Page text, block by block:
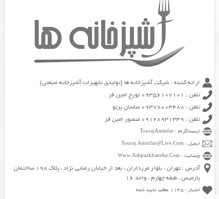
ارائه کننده : شرکت آشپزخانه ها (تولیدی تجهیزات آشپزخانه صنعتی)
تلفن : 09356107101 تورج امین فر
تلفن : 09378003488 ساسان پرتو
تلفن : 09128931339 منصور امین فر
اینستاگرام : TourajAminfar
ایمیل : Touraj.Aminfar@Live.Com
وبسایت : Www.Ashpazkhaneha.Com
آدرس : تهران ، بلوار مرزداران ، بعد از خیابان رضایی نژاد ، پلاک 198 ساختمان
پارمیس ، طبقه چهارم ، واحد 16
اعتبار : 1145 مطلب تایید شده